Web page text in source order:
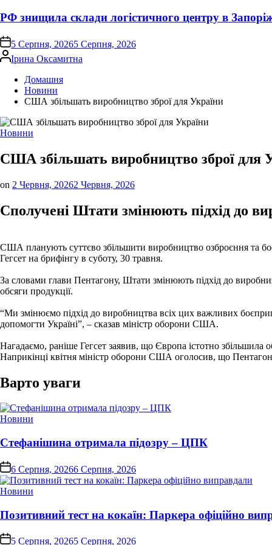
РФ знищила склади логістичного центру в
on 5 Серпня, 20265 Серпня, 2026
Опубліковано
Ірина Оксамитна
Домашня
Новини
США збільшать виробництво зброї для України
Опублікувати
Новини
США збільшать виробництво зброї для
on 2 Червня, 20262 Червня, 2026
Сполучені Штати змінюють підхід до
США планують суттєво збільшити виробництво озброєння та
Гегсет на брифінгу в суботу, 30 травня.
За словами глави Пентагону, Штати змінюють підхід до
обсяги продукції.
“Ми змінюємо підхід до виробництва всіх цих важливих
допомогти Україні”, – сказав міністр оборони США.
Нагадаємо, раніше Гегсет заявив, що Європа істотно збільшила
Наприкінці квітня міністр оборони США оголосив, що
Варто уваги
Опублікувати
Новини
Стефанішина отримала підозру – ЦПК
on6 Серпня, 20266 Серпня, 2026
Опублікувати
Новини
Позитивний тест на кокаїн: Паркера офіційно
on 5 Серпня, 20265 Серпня, 2026